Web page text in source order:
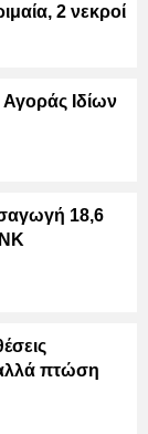
2 νεκροί
Ιδίων
18,6
αλλά πτώση